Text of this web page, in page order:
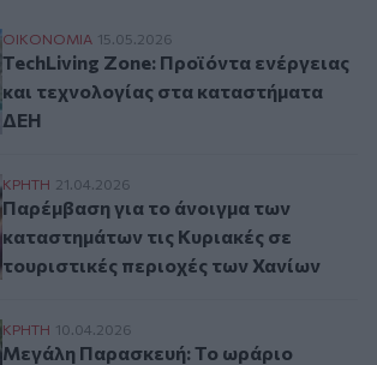
TechLiving Zone: Προϊόντα ενέργειας
ΟΙΚΟΝΟΜΙΑ 15.05.2026
TechLiving Zone: Προϊόντα ενέργειας
και τεχνολογίας στα καταστήματα
ΔΕΗ
Παρέμβαση για το άνοιγμα των
ΚΡΗΤΗ 21.04.2026
Παρέμβαση για το άνοιγμα των
καταστημάτων τις Κυριακές σε
τουριστικές περιοχές των Χανίων
Μεγάλη Παρασκευή: Το ωράριο
ΚΡΗΤΗ 10.04.2026
Μεγάλη Παρασκευή: Το ωράριο